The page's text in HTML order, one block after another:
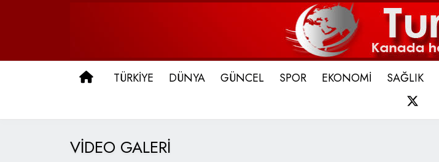
ANA SAYFA
TÜRKİYE DÜNYA GÜNCEL SPOR EKONOMİ SAĞLIK
VİDEO GALERİ